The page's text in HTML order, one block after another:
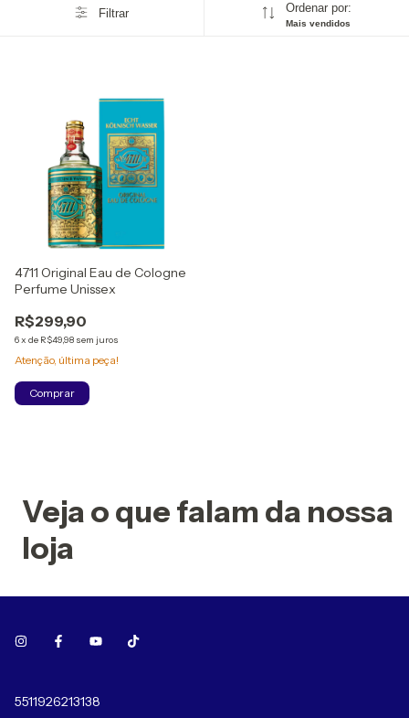
Filtrar Ordenar por:
Mais vendidos
4711 Original Eau de Cologne
Perfume Unissex
R$299,90
6x de R$49,98 sem juros
Atenção, última peça!
Comprar
Veja o que falam da nossa
loja
5511926213138